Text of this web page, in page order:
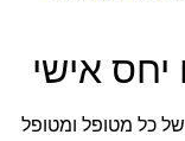
אישי
כל מטופל ומטופל